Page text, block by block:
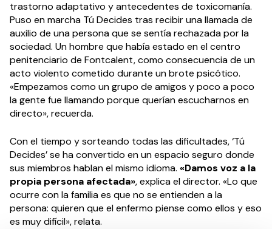
trastorno adaptativo y antecedentes de toxicomanía.
Puso en marcha Tú Decides tras recibir una llamada de
auxilio de una persona que se sentía rechazada por la
sociedad. Un hombre que había estado en el centro
penitenciario de Fontcalent, como consecuencia de un
acto violento cometido durante un brote psicótico.
«Empezamos como un grupo de amigos y poco a poco
la gente fue llamando porque querían escucharnos en
directo», recuerda.
Con el tiempo y sorteando todas las dificultades, ‘Tú
Decides’ se ha convertido en un espacio seguro donde
sus miembros hablan el mismo idioma. «Damos voz a la
propia persona afectada», explica el director. «Lo que
ocurre con la familia es que no se entienden a la
persona: quieren que el enfermo piense como ellos y eso
es muy difícil», relata.